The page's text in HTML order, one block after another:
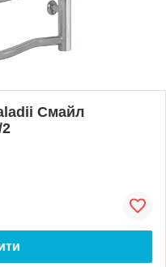
Смайл